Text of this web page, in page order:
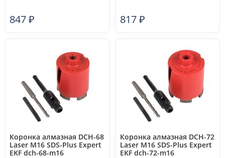
847₽ 817₽
Коронка алмазная DCH-68
Laser M16 SDS-Plus Expert
EKF dch-68-m16
Коронка алмазная DCH-72
Laser M16 SDS-Plus Expert
EKF dch-72-m16